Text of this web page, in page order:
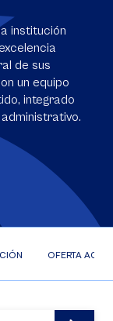
institución
de sus
un equipo
integrado
OFERTA